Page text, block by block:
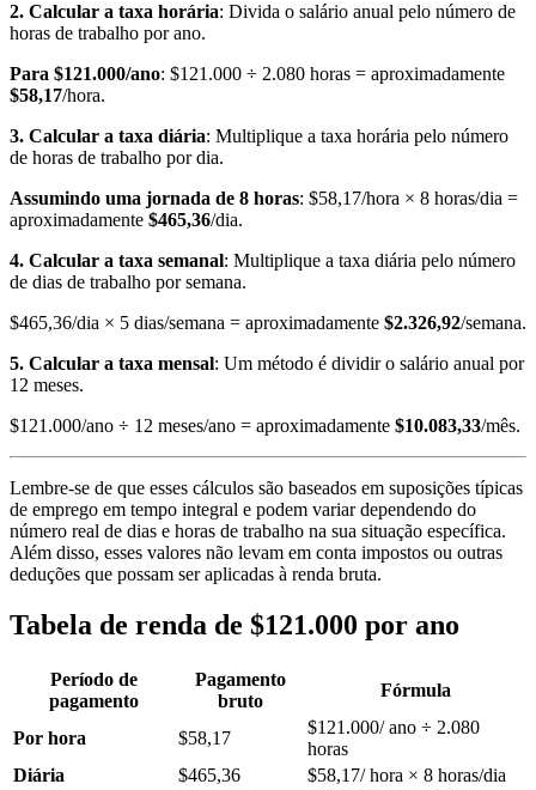
2. Calcular a taxa horária: Divida o salário anual pelo número de
horas de trabalho por ano.
Para $121.000/ano: $121.000 ÷ 2.080 horas = aproximadamente
$58,17/hora.
3. Calcular a taxa diária: Multiplique a taxa horária pelo número
de horas de trabalho por dia.
Assumindo uma jornada de 8 horas: $58,17/hora × 8 horas/dia =
aproximadamente $465,36/dia.
4. Calcular a taxa semanal: Multiplique a taxa diária pelo número
de dias de trabalho por semana.
$465,36/dia × 5 dias/semana = aproximadamente $2.326,92/semana.
5. Calcular a taxa mensal: Um método é dividir o salário anual por
12 meses.
$121.000/ano ÷ 12 meses/ano = aproximadamente $10.083,33/mês.
Lembre-se de que esses cálculos são baseados em suposições típicas
de emprego em tempo integral e podem variar dependendo do
número real de dias e horas de trabalho na sua situação específica.
Além disso, esses valores não levam em conta impostos ou outras
deduções que possam ser aplicadas à renda bruta.
Tabela de renda de $121.000 por ano
Período de
pagamento
Pagamento
bruto
Fórmula
Por hora $58,17
$121.000/ ano ÷ 2.080
horas
Diária
$465,36 $58,17/ hora × 8 horas/dia